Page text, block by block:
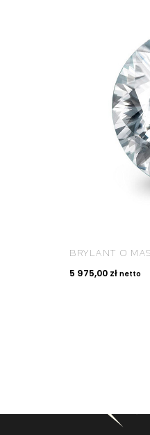
BRYLANT O
5 975,00 zł netto